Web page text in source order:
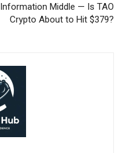
Information Middle — Is TAO
Crypto About to Hit $379?